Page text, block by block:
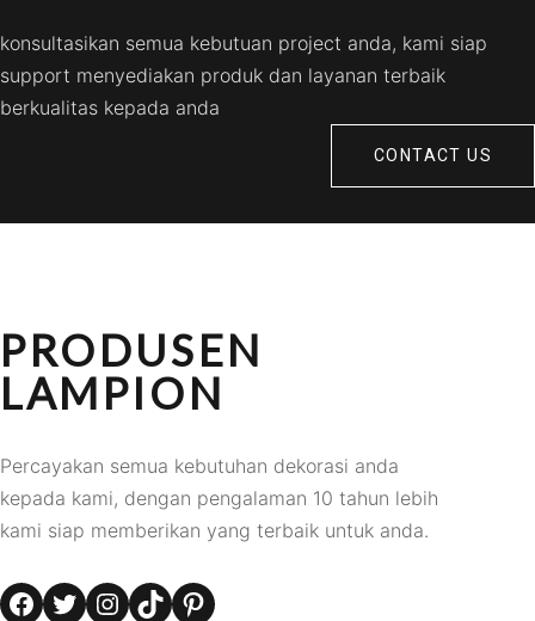
konsultasikan semua kebutuan project anda, kami siap
support menyediakan produk dan layanan terbaik
berkualitas kepada anda
CONTACT US
PRODUSEN
LAMPION
Percayakan semua kebutuhan dekorasi anda
kepada kami, dengan pengalaman 10 tahun lebih
kami siap memberikan yang terbaik untuk anda.
Facebook Twitter Instagram TikTok Pinterest